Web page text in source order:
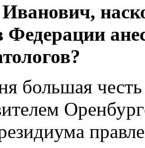
Федерации
большая